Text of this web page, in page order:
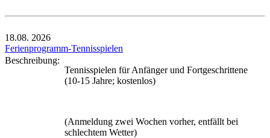
18.08. 2026
Ferienprogramm-Tennisspielen
Beschreibung:
Tennisspielen für Anfänger und Fortgeschrittene
(10-15 Jahre; kostenlos)
(Anmeldung zwei Wochen vorher, entfällt bei
schlechtem Wetter)